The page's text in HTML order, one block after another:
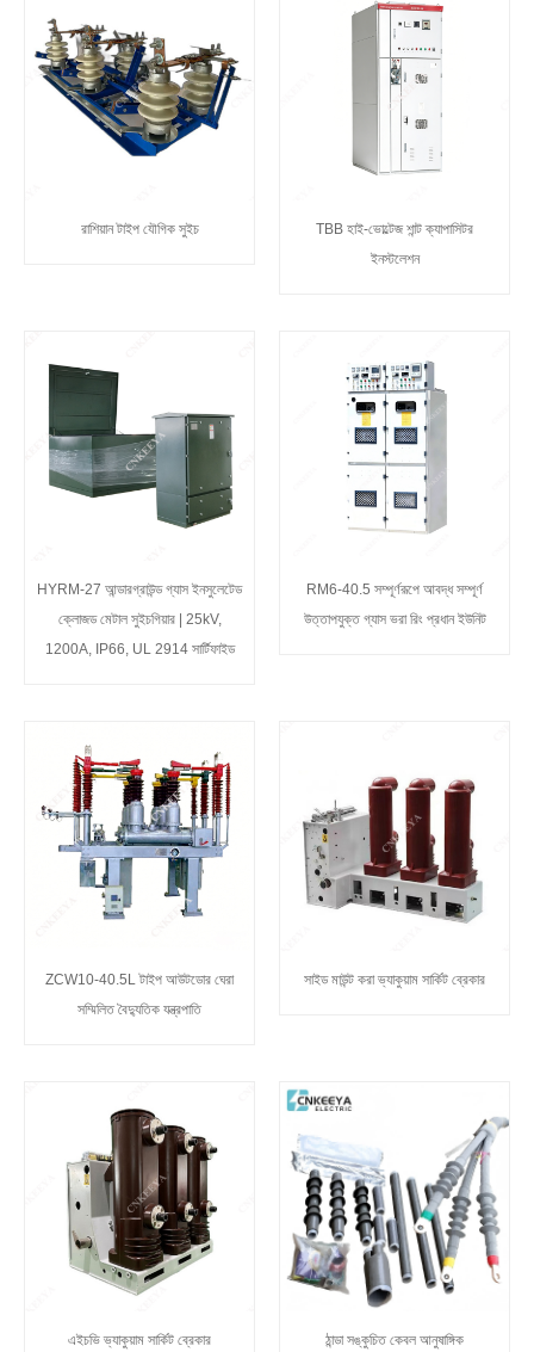
রাশিয়ান টাইপ যৌগিক সুইচ
TBB হাই-ভোল্টেজ শান্ট ক্যাপাসিটর
ইনস্টলেশন
HYRM-27 আন্ডারগ্রাউন্ড গ্যাস ইনসুলেটেড
ক্লোজড মেটাল সুইচগিয়ার | 25kV,
1200A, IP66, UL 2914 সার্টিফাইড
RM6-40.5 সম্পূর্ণরূপে আবদ্ধ সম্পূর্ণ
উত্তাপযুক্ত গ্যাস ভরা রিং প্রধান ইউনিট
ZCW10-40.5L টাইপ আউটডোর ঘেরা
সম্মিলিত বৈদ্যুতিক যন্ত্রপাতি
সাইড মাউন্ট করা ভ্যাকুয়াম সার্কিট ব্রেকার
এইচভি ভ্যাকুয়াম সার্কিট ব্রেকার ঠান্ডা সঙ্কুচিত কেবল আনুষাঙ্গিক